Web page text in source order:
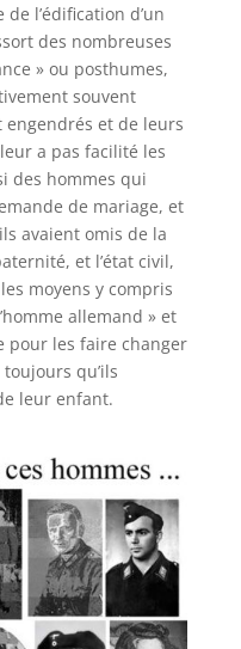
de l’édification d’un
des nombreuses
» ou posthumes,
souvent
engendrés et de leurs
a pas facilité les
des hommes qui
de mariage, et
avaient omis de la
et l’état civil,
moyens y compris
allemand » et
pour les faire changer
qu’ils
leur enfant.